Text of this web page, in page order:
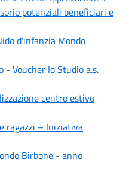
potenziali beneficiari e
d'infanzia Mondo
Voucher Io Studio a.s.
centro estivo
ragazzi – Iniziativa
Birbone - anno